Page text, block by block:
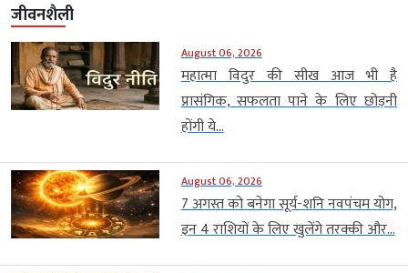
जीवनशैली
August 06, 2026
महात्मा विदुर की सीख आज भी है
प्रासंगिक, सफलता पाने के लिए छोड़नी
होंगी ये...
August 06, 2026
7 अगस्त को बनेगा सूर्य-शनि नवपंचम योग,
इन 4 राशियों के लिए खुलेंगे तरक्की और...